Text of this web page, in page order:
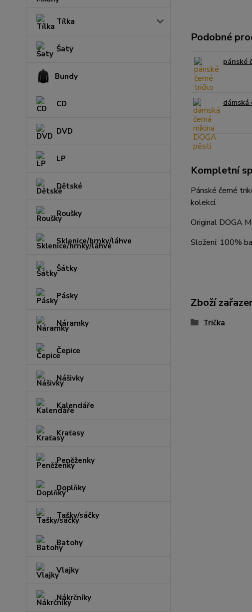
Tílka
Šaty
Bundy
CD
DVD
LP
Dětské
Roušky
Sklenice/hrnky/láhve
Šátky
Pásky
Náramky
Čepice
Nášivky
Kalendáře
Kraťasy
Peněženky
Doplňky
Tašky/sáčky
Batohy
Vlajky
Nákrčníky
Podobné
pánské
Kompletní
Pánské černé
kolekcí.
Original DOGA
Složení: 100%
Zboží
Trička